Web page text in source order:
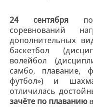
24 сентября
соревнований
дополнительных
баскетбол
волейбол
самбо, плавание,
футбол») и
отличилась
зачёте по плаванию